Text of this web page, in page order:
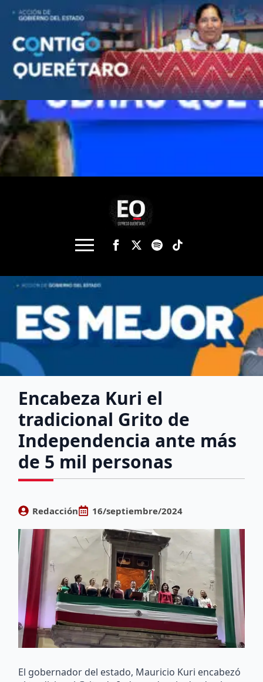
Encabeza Kuri el
tradicional Grito de
Independencia ante más
de 5 mil personas
Redacción 16/septiembre/2024
El gobernador del estado, Mauricio Kuri encabezó